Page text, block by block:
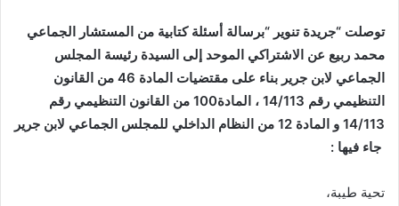
توصلت “جريدة تنوير “برسالة أسئلة كتابية من المستشار الجماعي
محمد ربيع عن الاشتراكي الموحد إلى السيدة رئيسة المجلس
الجماعي لابن جرير بناء على مقتضيات المادة 46 من القانون
التنظيمي رقم 14/113 ، المادة100 من القانون التنظيمي رقم
14/113 و المادة 12 من النظام الداخلي للمجلس الجماعي لابن جرير
جاء فيها :
تحية طيبة،